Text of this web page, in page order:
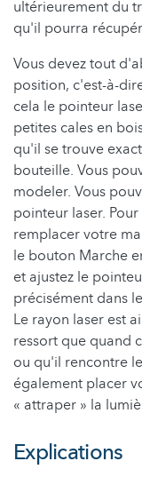
ultérieurement du
qu'il pourra
Vous devez tout
position, c'est-à-
cela le pointeur
petites cales en
qu'il se trouve
bouteille. Vous
modeler. Vous
pointeur laser.
remplacer votre
le bouton Marche
et ajustez le
précisément dans
Le rayon laser est
ressort que quand
ou qu'il rencontre
également placer
« attraper » la
Explications